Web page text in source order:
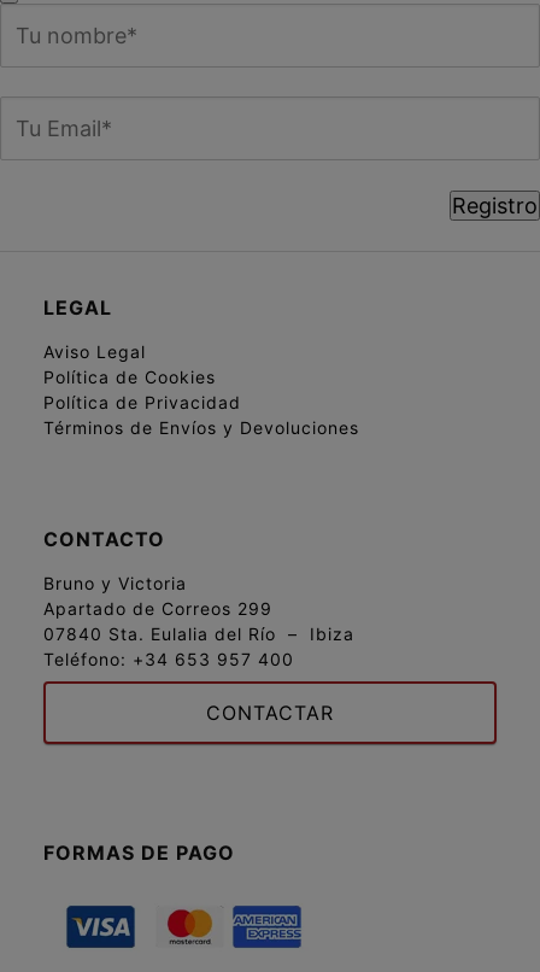
LEGAL
Aviso Legal
Política de Cookies
Política de Privacidad
Términos de Envíos y Devoluciones
CONTACTO
Bruno y Victoria
Apartado de Correos 299
07840 Sta. Eulalia del Río – Ibiza
Teléfono: +34 653 957 400
CONTACTAR
FORMAS DE PAGO